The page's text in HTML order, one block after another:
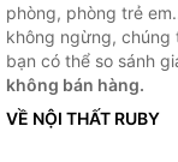
phòng, phòng trẻ
không ngừng, chúng
bạn có thể so sánh
không bán hàng.
VỀ NỘI THẤT RUBY